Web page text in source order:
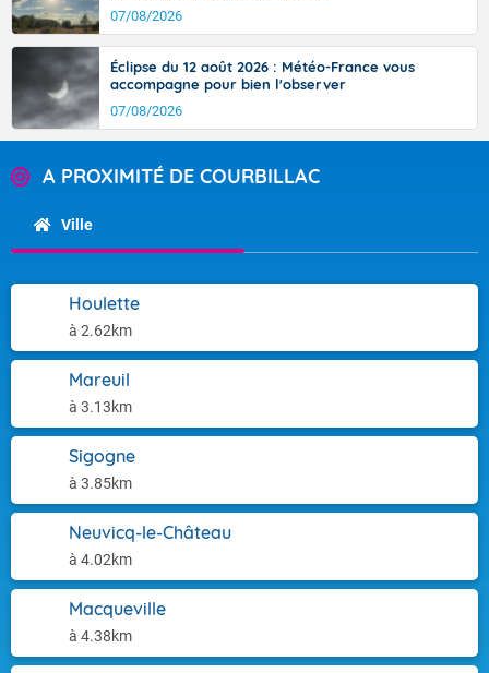
07/08/2026
Éclipse du 12 août 2026 : Météo-France vous
accompagne pour bien l'observer
07/08/2026
A PROXIMITÉ DE COURBILLAC
Ville
Houlette
à 2.62km
Mareuil
à 3.13km
Sigogne
à 3.85km
Neuvicq-le-Château
à 4.02km
Macqueville
à 4.38km